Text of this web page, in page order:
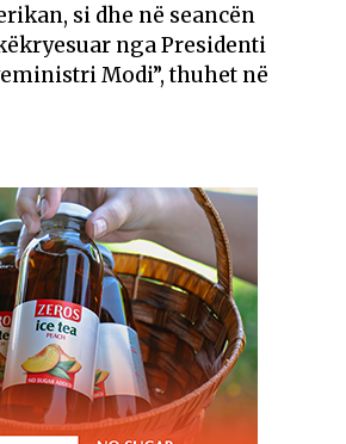
si dhe në seancën
nga Presidenti
Modi”, thuhet në